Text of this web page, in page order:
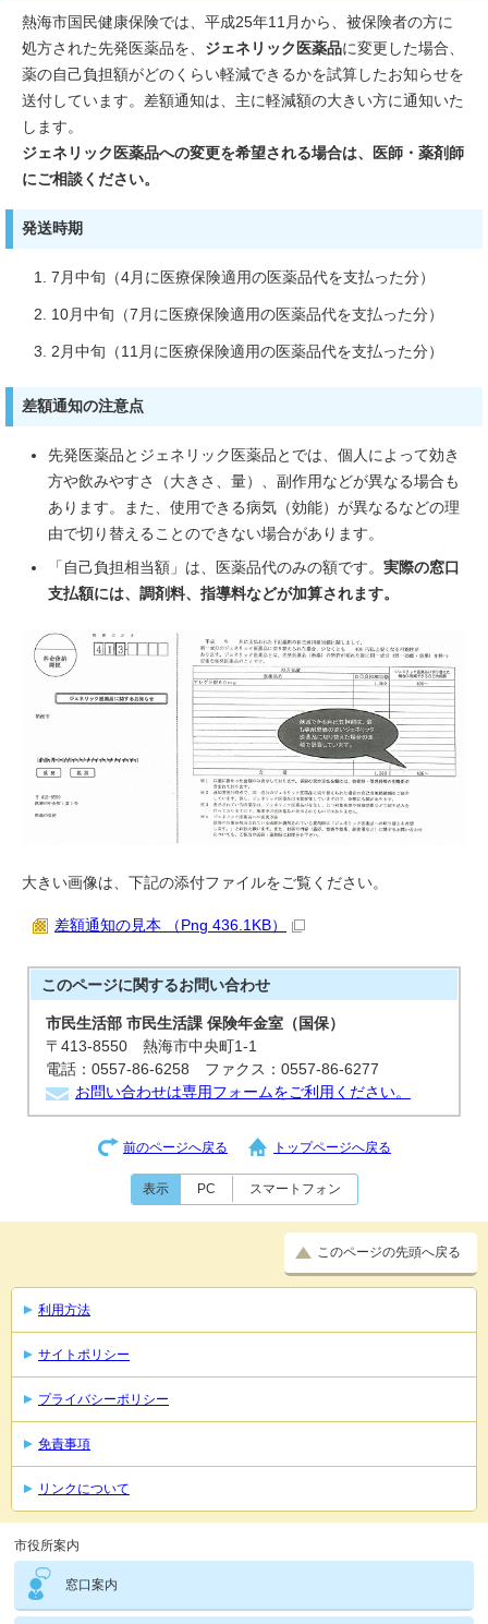
熱海市国民健康保険では、平成25年11月から、被保険者の方に
処方された先発医薬品を、 ジェネリック医薬品に変更した場合、
薬の自己負担額がどのくらい軽減できるかを試算したお知らせを
送付しています。差額通知は、主に軽減額の大きい方に通知いた
します。
ジェネリック医薬品への変更を希望される場合は、医師・薬剤師
にご相談ください。
発送時期
7月中旬（4月に医療保険適用の医薬品代を支払った分）
10月中旬（7月に医療保険適用の医薬品代を支払った分）
2月中旬（11月に医療保険適用の医薬品代を支払った分）
差額通知の注意点
先発医薬品とジェネリック医薬品とでは、個人によって効き
方や飲みやすさ（大きさ、量）、副作用などが異なる場合も
あります。また、使用できる病気（効能）が異なるなどの理
由で切り替えることのできない場合があります。
「自己負担相当額」は、医薬品代のみの額です。 実際の窓口
支払額には、調剤料、指導料などが加算されます。
大きい画像は、下記の添付ファイルをご覧ください。
差額通知の見本 （Png 436.1KB）
このページに関するお問い合わせ
市民生活部 市民生活課 保険年金室（国保）
〒413-8550 熱海市中央町1-1
電話：0557-86-6258 ファクス：0557-86-6277
お問い合わせは専用フォームをご利用ください。
前のページへ戻る トップページへ戻る
表示 PC スマートフォン
このページの先頭へ戻る
利用方法
サイトポリシー
プライバシーポリシー
免責事項
リンクについて
市役所案内
窓口案内